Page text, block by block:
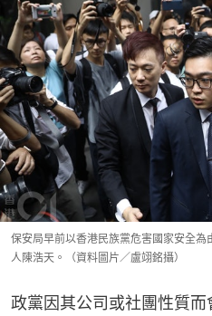
保安局早前以香港民族黨危害國家安全
人陳浩天。（資料圖片／盧翊銘攝）
政黨因其公司或社團性質而